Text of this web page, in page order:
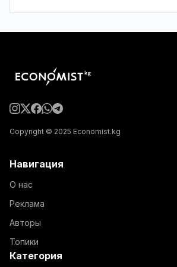
Copyright © 2025 Economist.kg
Навигация
О нас
Реклама
Авторы
Топики
Категория